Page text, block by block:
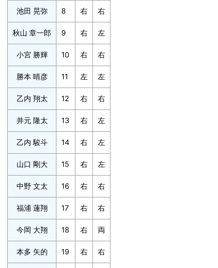
池田 晃弥 8 右 右
秋山 章一郎 9 右 左
小宮 勝輝 10 右 右
勝本 晴彦 11 左 左
乙内 翔太 12 右 右
井元 隆太 13 右 左
乙内 駿斗 14 右 左
山口 剛大 15 右 左
中野 文太 16 右 右
福浦 蓮翔 17 右 右
今岡 大翔 18 右 両
本多 矢的 19 右 右